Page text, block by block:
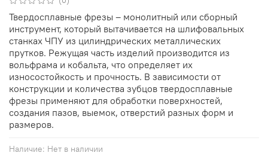
Наличие: Нет в наличии
Твердосплавные фрезы – монолитный или сборный
инструмент, который вытачивается на шлифовальных
станках ЧПУ из цилиндрических металлических
прутков. Режущая часть изделий производится из
вольфрама и кобальта, что определяет их
износостойкость и прочность. В зависимости от
конструкции и количества зубцов твердосплавные
фрезы применяют для обработки поверхностей,
создания пазов, выемок, отверстий разных форм и
размеров.